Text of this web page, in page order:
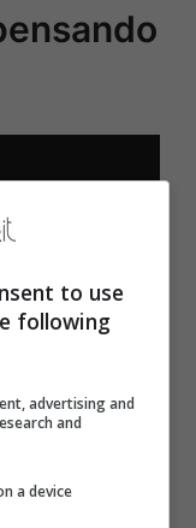
Instagram)
to use
following
advertising and
and
a device